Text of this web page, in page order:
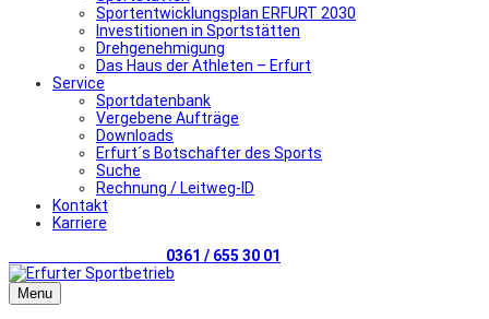
Sportentwicklungsplan ERFURT 2030
Investitionen in Sportstätten
Drehgenehmigung
Das Haus der Athleten – Erfurt
Service
Sportdatenbank
Vergebene Aufträge
Downloads
Erfurt´s Botschafter des Sports
Suche
Rechnung / Leitweg-ID
Kontakt
Karriere
0361 / 655 30 01
Menu